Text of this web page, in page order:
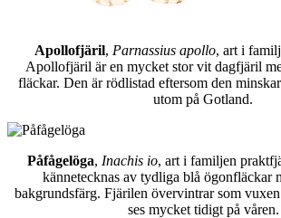
Apollofjäril, Parnassius apollo, art i
Apollofjäril är en mycket stor vit dagfjäril
fläckar. Den är rödlistad eftersom den
utom på Gotland.
Påfågelöga, Inachis io, art i familjen
kännetecknas av tydliga blå ögonfläckar
bakgrundsfärg. Fjärilen övervintrar som
ses mycket tidigt på våren.